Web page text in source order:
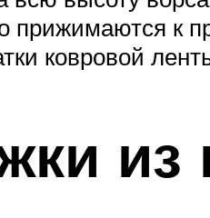
прижимаются к
ковровой
из